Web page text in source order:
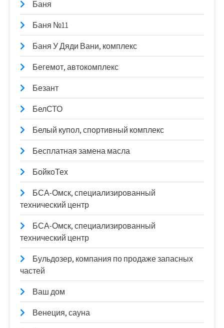
Баня
Баня №11
Баня У Дяди Вани, комплекс
Бегемот, автокомплекс
Безант
БелСТО
Белый купол, спортивный комплекс
Бесплатная замена масла
БойкоТех
БСА-Омск, специализированный
технический центр
БСА-Омск, специализированный
технический центр
Бульдозер, компания по продаже запасных
частей
Ваш дом
Венеция, сауна